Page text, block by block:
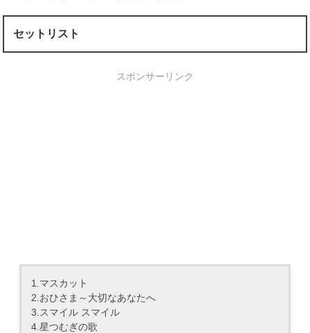
セットリスト
スポンサーリンク
1.マスカット
2.おひさま～大切なあなたへ
3.スマイル スマイル
4.星つむぎの歌